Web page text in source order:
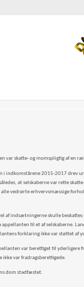
var skatte- og momspligtig af
i indkomstårene 2015-2017 drev
at selskaberne var rette
vedrørte erhvervsmæssige
af indsætningerne skulle
appellanten til et af selskaberne.
forklaring ikke var støttet af
var berettiget til
ikke var fradragsberettigede.
dom stadfæstet.